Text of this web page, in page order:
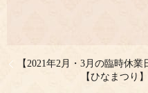
【2021年2月・3月の臨時休
【ひなまつり